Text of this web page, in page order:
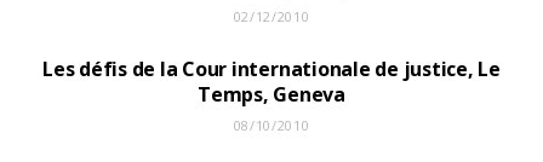
02/12/2010
Les défis de la Cour internationale de justice, Le
Temps, Geneva
08/10/2010